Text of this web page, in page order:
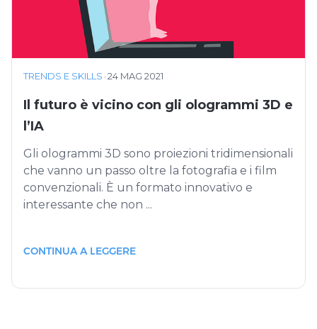
TRENDS E SKILLS ·24 MAG 2021
Il futuro è vicino con gli ologrammi 3D e
l’IA
Gli ologrammi 3D sono proiezioni tridimensionali
che vanno un passo oltre la fotografia e i film
convenzionali. È un formato innovativo e
interessante che non ...
CONTINUA A LEGGERE